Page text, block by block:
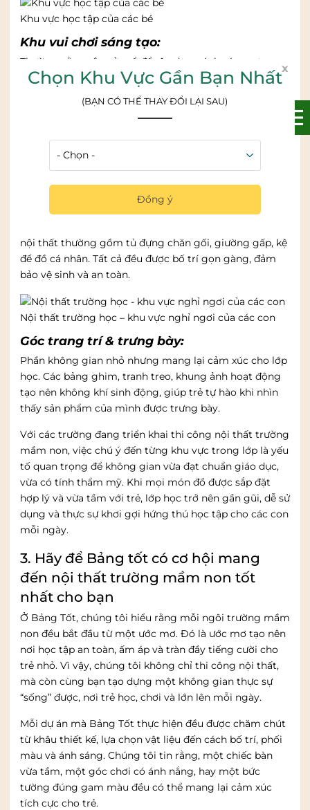
Khu vực học tập của các bé
Khu vui chơi sáng tạo:
Thường nằm gần cửa sổ để tận dụng ánh sáng tự
nhiên. Đây là nơi đặt kệ đồ chơi, thảm xốp, bàn vẽ, khối
lắp ghép hoặc góc “nghề nghiệp” giúp trẻ nhập vai.
Những món đồ ấy không chỉ mang lại niềm vui mà còn
duy và khả năng phối hợp vận động một cách tự nhiên.
Khu vực vui chơi của các con
Khu sinh hoạt & nghỉ ngơi:
nội thất thường gồm tủ đựng chăn gối, giường gấp, kệ
để đồ cá nhân. Tất cả đều được bố trí gọn gàng, đảm
bảo vệ sinh và an toàn.
Nội thất trường học – khu vực nghỉ ngơi của các con
Góc trang trí & trưng bày:
Phần không gian nhỏ nhưng mang lại cảm xúc cho lớp
học. Các bảng ghim, tranh treo, khung ảnh hoạt động
tạo nên không khí sinh động, giúp trẻ tự hào khi nhìn
thấy sản phẩm của mình được trưng bày.
Với các trường đang triển khai thi công nội thất trường
mầm non, việc chú ý đến từng khu vực trong lớp là yếu
tố quan trọng để không gian vừa đạt chuẩn giáo dục,
vừa có tính thẩm mỹ. Khi mọi món đồ được sắp đặt
hợp lý và vừa tầm với trẻ, lớp học trở nên gần gũi, dễ sử
dụng và thực sự khơi gợi hứng thú học tập cho các con
mỗi ngày.
3. Hãy để Bảng tốt có cơ hội mang
đến nội thất trường mầm non tốt
nhất cho bạn
Ở Bảng Tốt, chúng tôi hiểu rằng mỗi ngôi trường mầm
non đều bắt đầu từ một ước mơ. Đó là ước mơ tạo nên
nơi học tập an toàn, ấm áp và tràn đầy tiếng cười cho
trẻ nhỏ. Vì vậy, chúng tôi không chỉ thi công nội thất,
mà còn cùng bạn tạo dựng một không gian thực sự
“sống” được, nơi trẻ học, chơi và lớn lên mỗi ngày.
Mỗi dự án mà Bảng Tốt thực hiện đều được chăm chút
từ khâu thiết kế, lựa chọn vật liệu đến cách bố trí, phối
màu và ánh sáng. Chúng tôi tin rằng, một chiếc bàn
vừa tầm, một góc chơi có ánh nắng, hay một bức
tường đúng gam màu đều có thể mang lại cảm xúc
tích cực cho trẻ.
x
Chọn Khu Vực Gần Bạn Nhất
(BẠN CÓ THỂ THAY ĐỔI LẠI SAU)
Đồng ý